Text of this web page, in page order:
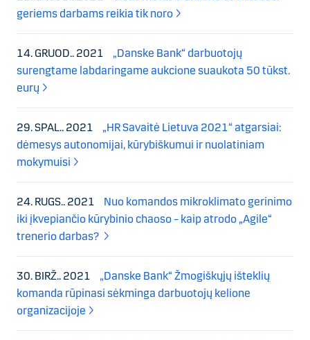
geriems darbams reikia tik noro
14. GRUOD.. 2021
„Danske Bank“ darbuotojų
surengtame labdaringame aukcione suaukota 50 tūkst.
eurų
29. SPAL.. 2021
„HR Savaitė Lietuva 2021“ atgarsiai:
dėmesys autonomijai, kūrybiškumui ir nuolatiniam
mokymuisi
24. RUGS.. 2021
Nuo komandos mikroklimato gerinimo
iki įkvepiančio kūrybinio chaoso – kaip atrodo „Agile“
trenerio darbas?
30. BIRŽ.. 2021
„Danske Bank“ Žmogiškųjų išteklių
komanda rūpinasi sėkminga darbuotojų kelione
organizacijoje